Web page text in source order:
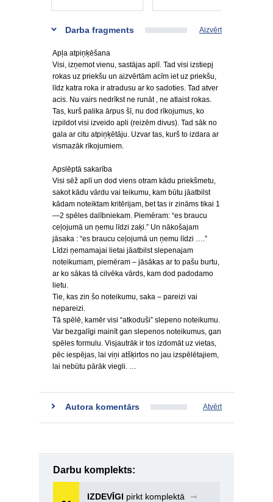
Darba fragments Aizvērt
Apļa atpiņķēšana
Visi, izņemot vienu, sastājas aplī. Tad visi izstiepj
rokas uz priekšu un aizvērtām acīm iet uz priekšu,
līdz katra roka ir atradusu ar ko sadoties. Tad atver
acis. Nu vairs nedrīkst ne runāt , ne atlaist rokas.
Tas, kurš palika ārpus šī, nu dod rīkojumus, ko
izpildot visi izveido apli (reizēm divus). Tad sāk no
gala ar citu atpiņķētāju. Uzvar tas, kurš to izdara ar
vismazāk rīkojumiem.
Apslēptā sakarība
Visi sēž aplī un dod viens otram kādu priekšmetu,
sakot kādu vārdu vai teikumu, kam būtu jāatbilst
kādam noteiktam kritērijam, bet tas ir zināms tikai 1
—2 spēles dalībniekam. Piemēram: “es braucu
ceļojumā un ņemu līdzi zaķi.” Un nākošajam
jāsaka : “es braucu ceļojumā un ņemu līdzi ….”
Līdzi ņemamajai lietai jāatbilst slepenajam
noteikumam, piemēram – jāsākas ar to pašu burtu,
ar ko sākas tā cilvēka vārds, kam dod padodamo
lietu.
Tie, kas zin šo noteikumu, saka – pareizi vai
nepareizi.
Tā spēlē, kamēr visi “atkoduši” slepeno noteikumu.
Var bezgalīgi mainīt gan slepenos noteikumus, gan
spēles formulu. Visjautrāk ir tos izdomāt uz vietas,
pēc iespējas, lai viņi atšķirtos no jau izspēlētajiem,
lai nebūtu pārāk viegli. …
Autora komentārs Atvērt
Darbu komplekts:
IZDEVĪGI pirkt komplektā
➞